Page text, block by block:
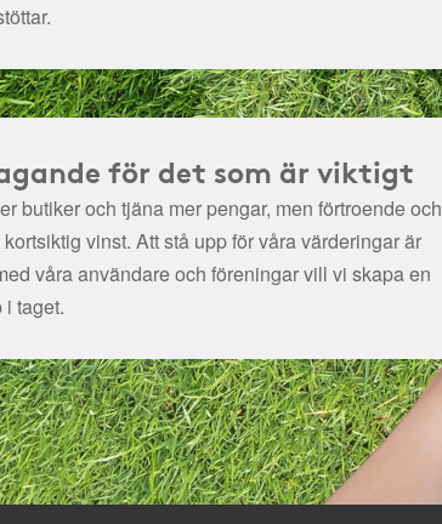
för det som är viktigt
butiker och tjäna mer pengar, men förtroende och
vinst. Att stå upp för våra värderingar är
våra användare och föreningar vill vi skapa en
i taget.